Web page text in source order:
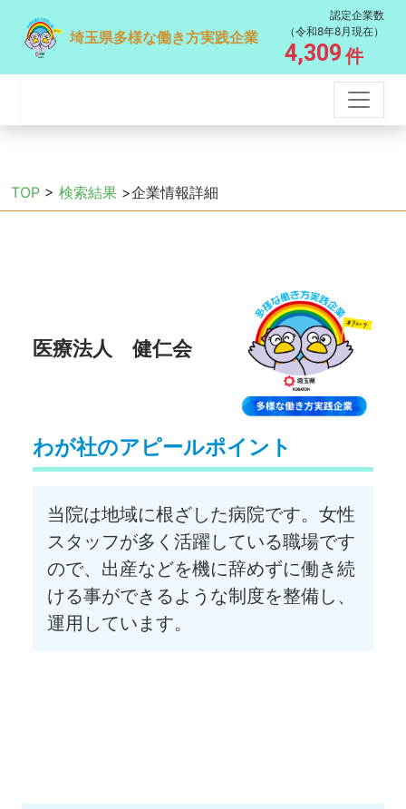
埼玉県多様な働き方実践企業
認定企業数
（令和8年8月現在）
4,309 件
TOP > 検索結果 >企業情報詳細
医療法人 健仁会
わが社のアピールポイント
当院は地域に根ざした病院です。女性
スタッフが多く活躍している職場です
ので、出産などを機に辞めずに働き続
ける事ができるような制度を整備し、
運用しています。